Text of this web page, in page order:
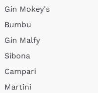
Gin Mokey's
Bumbu
Gin Malfy
Sibona
Campari
Martini